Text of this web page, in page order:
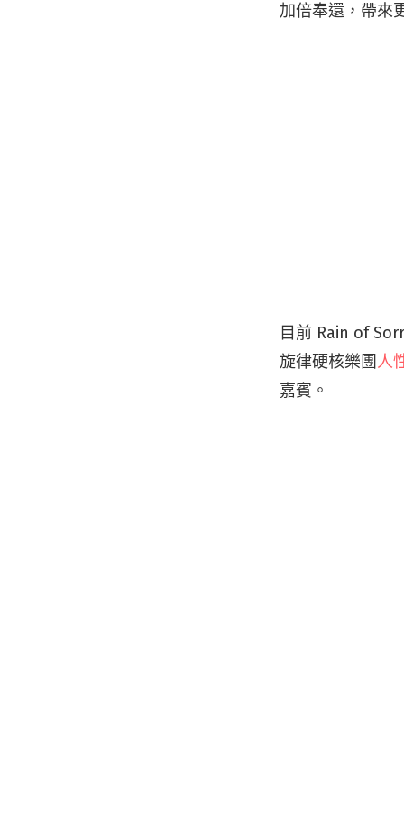
加倍奉還，帶來
目前 Rain of
旋律硬核樂團人
嘉賓。